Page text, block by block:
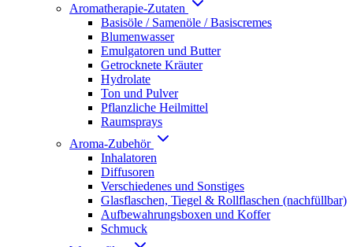
Aromatherapie-Zutaten
Basisöle / Samenöle / Basiscremes
Blumenwasser
Emulgatoren und Butter
Getrocknete Kräuter
Hydrolate
Ton und Pulver
Pflanzliche Heilmittel
Raumsprays
Aroma-Zubehör
Inhalatoren
Diffusoren
Verschiedenes und Sonstiges
Glasflaschen, Tiegel & Rollflaschen (nachfüllbar)
Aufbewahrungsboxen und Koffer
Schmuck